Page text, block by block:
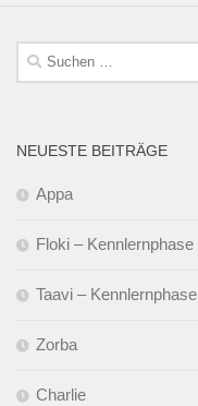
Suchen
nach:
NEUESTE BEITRÄGE
Appa
Floki – Kennlernphase
Taavi – Kennlernphase
Zorba
Charlie